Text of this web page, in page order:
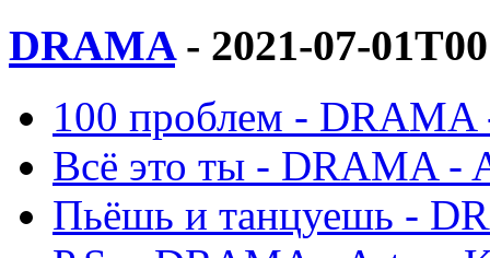
DRAMA- 2021-07-
100 проблем - DRAMA
Всё это ты - DRAMA -
Пьёшь и танцуешь -